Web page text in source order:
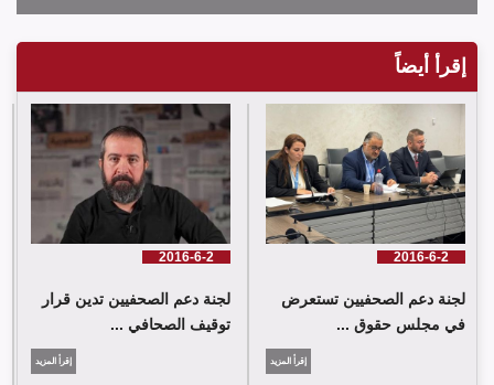
لجنة دعم الصحفيين تدين قرار توقيف الصحافي حسن عليق
إقرأ أيضاً
2016-6-2
لجنة دعم الصحفيين تستعرض
في مجلس حقوق ...
إقرأ المزيد
2016-6-2
لجنة دعم الصحفيين تدين قرار
توقيف الصحافي ...
إقرأ المزيد